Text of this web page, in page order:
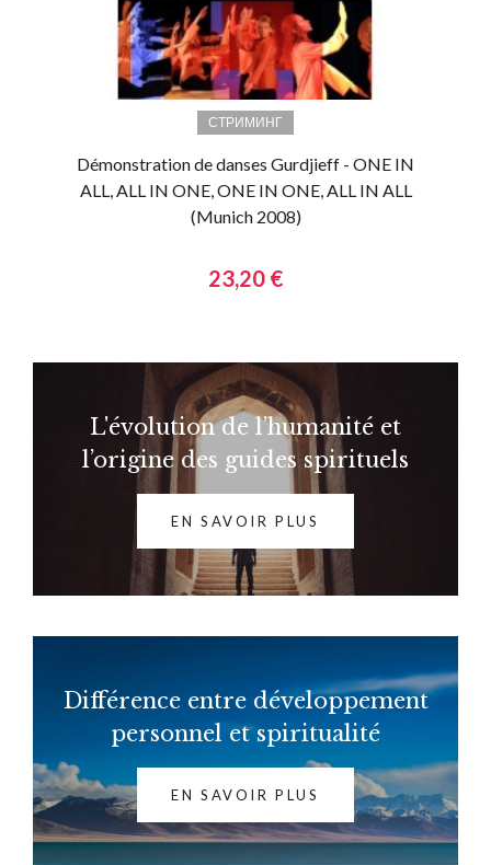
СТРИМИНГ
Démonstration de danses Gurdjieff - ONE IN
ALL, ALL IN ONE, ONE IN ONE, ALL IN ALL
(Munich 2008)
23,20 €
L'évolution de l’humanité et
l’origine des guides spirituels
EN SAVOIR PLUS
Différence entre développement
personnel et spiritualité
EN SAVOIR PLUS